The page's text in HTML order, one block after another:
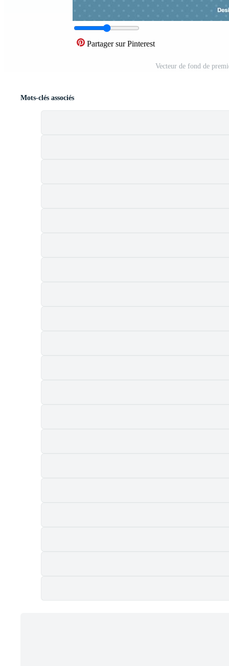
Partager sur Pinterest
Vecteur de fond de
Mots-clés associés